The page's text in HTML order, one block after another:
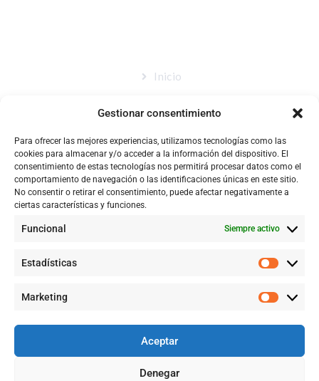
Gestionar consentimiento
Para ofrecer las mejores experiencias, utilizamos tecnologías como las
cookies para almacenar y/o acceder a la información del dispositivo. El
consentimiento de estas tecnologías nos permitirá procesar datos como el
comportamiento de navegación o las identificaciones únicas en este sitio.
No consentir o retirar el consentimiento, puede afectar negativamente a
ciertas características y funciones.
Funcional Siempre activo
Estadísticas
Marketing
Aceptar
Denegar
Inicio
Catálogo
Blog
Contacto
KR 121D # 128 - 24 Suba